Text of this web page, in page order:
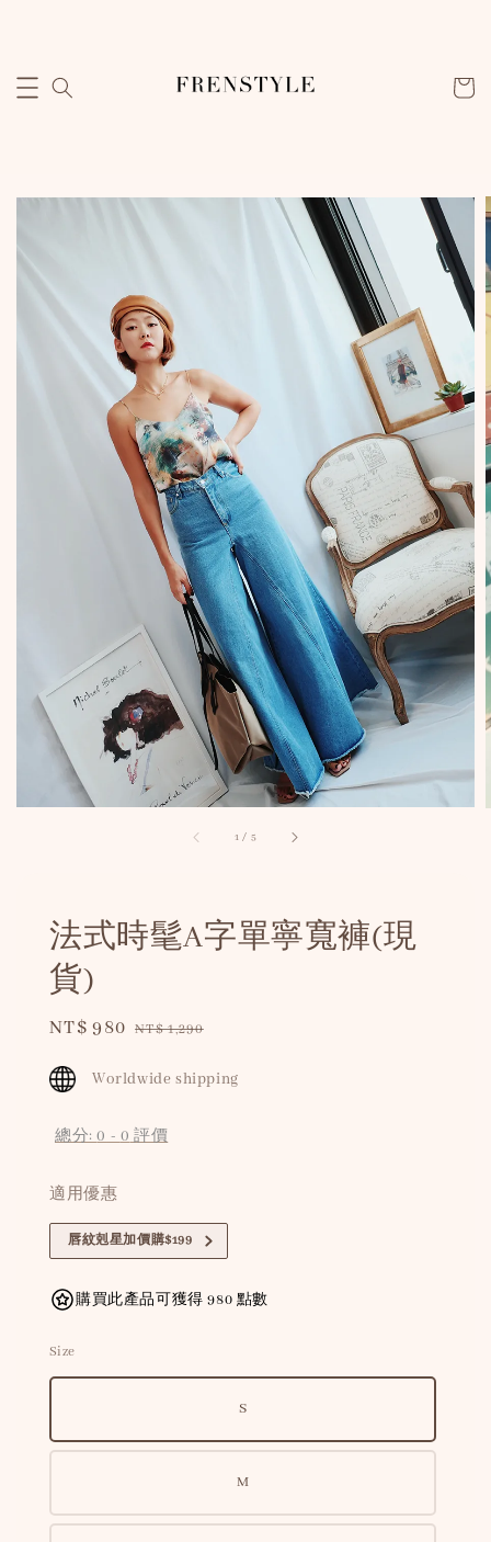
1 / 5
法式時髦A字單寧寬褲(現
貨)
Sale
NT$ 980 Regular
NT$ 1,290
Worldwide shipping
總分:0 - 0 評價
適用優惠
唇紋剋星加價購$199
購買此產品可獲得 980 點數
Size
S
M